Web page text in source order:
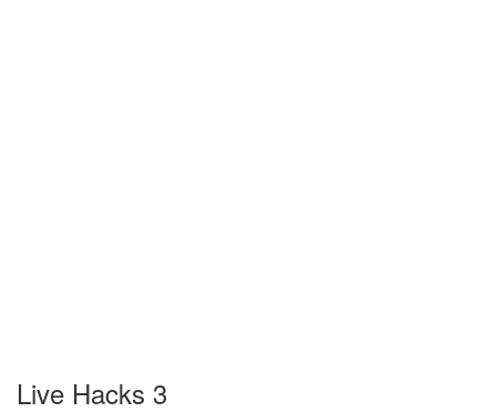
Live Hacks 3